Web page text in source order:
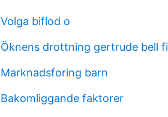
Volga biflod o
Öknens drottning gertrude bell
Marknadsforing barn
Bakomliggande faktorer